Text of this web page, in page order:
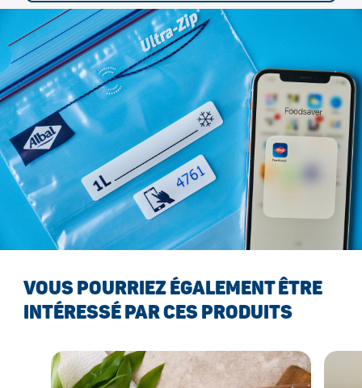
VOUS POURRIEZ ÉGALEMENT ÊTRE
INTÉRESSÉ PAR CES PRODUITS